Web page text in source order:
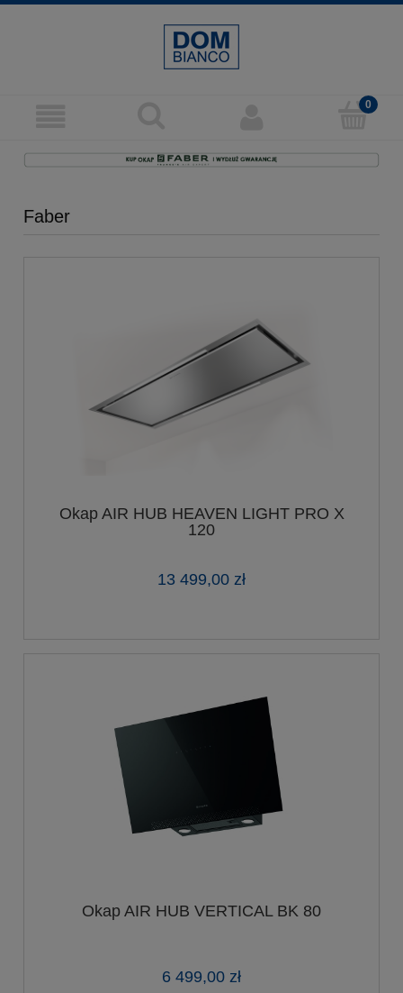
Faber
Okap AIR HUB HEAVEN LIGHT PRO X
120
13 499,00 zł
Okap AIR HUB VERTICAL BK 80
6 499,00 zł